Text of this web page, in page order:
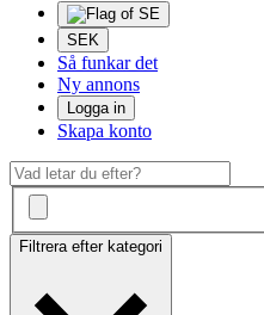
SEK
Så funkar det
Ny annons
Logga in
Skapa konto
Filtrera efter kategori